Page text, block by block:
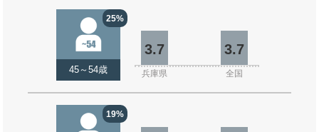
25%
45～54歳
3.7 3.7
兵庫県 全国
19%